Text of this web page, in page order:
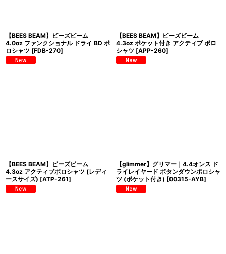
【BEES BEAM】ビーズビーム
4.0oz ファンクショナル ドライ BD ポ
ロシャツ [FDB-270]
【BEES BEAM】ビーズビーム
4.3oz ポケット付き アクティブ ポロ
シャツ [APP-260]
【BEES BEAM】ビーズビーム
4.3oz アクティブポロシャツ (レディ
ースサイズ) [ATP-261]
【glimmer】グリマー｜4.4オンス ド
ライレイヤード ボタンダウンポロシャ
ツ (ポケット付き) [00315-AYB]